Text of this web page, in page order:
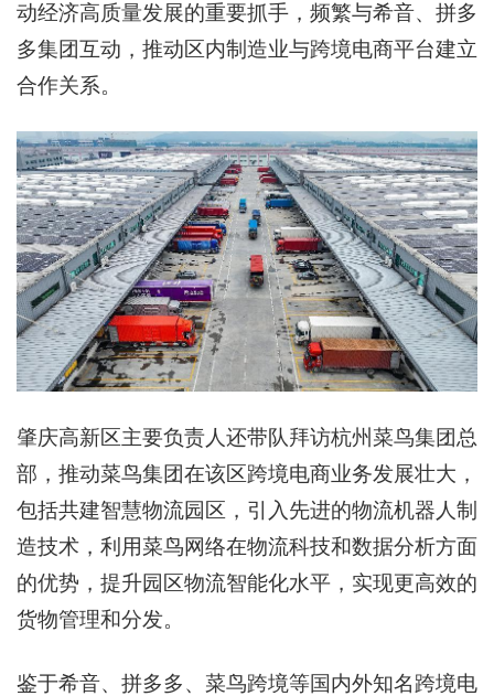
动经济高质量发展的重要抓手，频繁与希音、拼多
多集团互动，推动区内制造业与跨境电商平台建立
合作关系。
肇庆高新区主要负责人还带队拜访杭州菜鸟集团总
部，推动菜鸟集团在该区跨境电商业务发展壮大，
包括共建智慧物流园区，引入先进的物流机器人制
造技术，利用菜鸟网络在物流科技和数据分析方面
的优势，提升园区物流智能化水平，实现更高效的
货物管理和分发。
鉴于希音、拼多多、菜鸟跨境等国内外知名跨境电